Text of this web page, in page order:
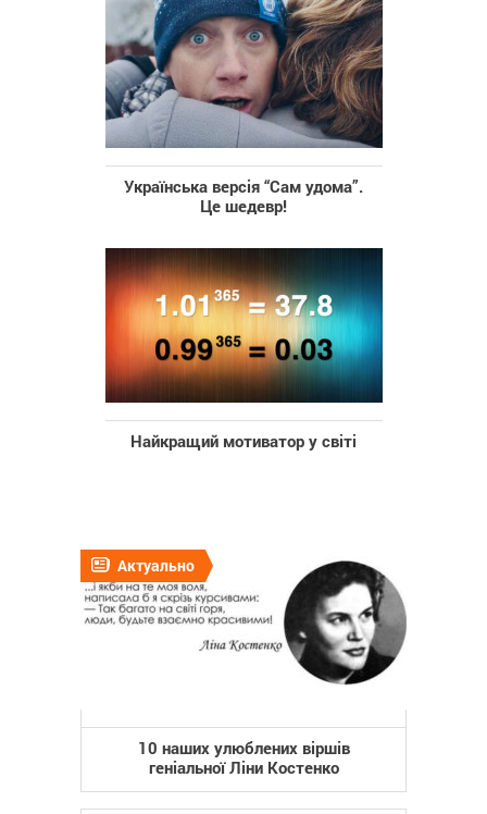
Українська версія “Сам удома”.
Це шедевр!
Найкращий мотиватор у світі
Актуально
10 наших улюблених віршів
геніальної Ліни Костенко